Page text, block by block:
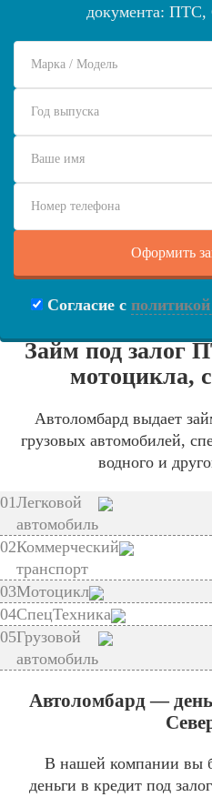
документа: ПТС,
Согласие с
Займ под залог
мотоцикла,
Автоломбард выдает
грузовых автомобилей,
водного и
01Легковой
автомобиль
02Коммерческий
транспорт
03Мотоцикл
04СпецТехника
05Грузовой
автомобиль
Автоломбард —
В нашей компании вы
деньги в кредит под